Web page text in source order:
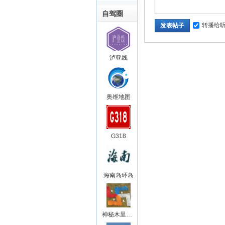
自驾圈
泸亚线
奥维地图
G318
海南岛环岛
神秘木里王国
发表帖子 转播给